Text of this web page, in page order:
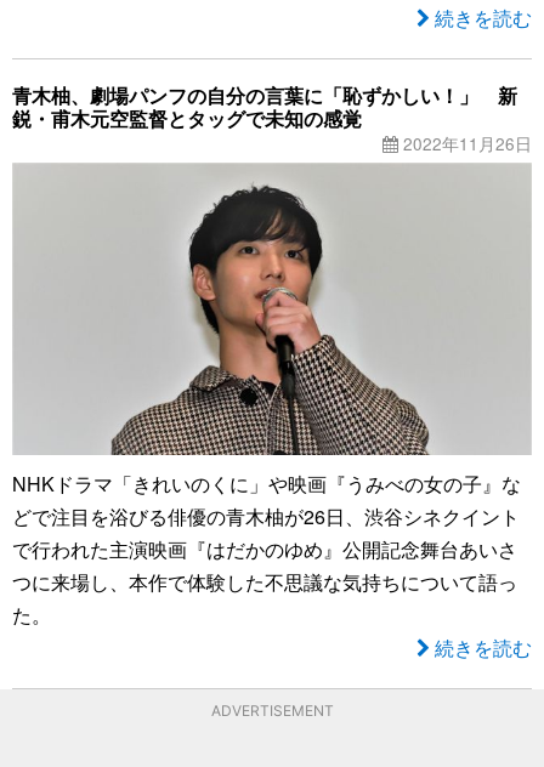
続きを読む
青木柚、劇場パンフの自分の言葉に「恥ずかしい！」 新
鋭・甫木元空監督とタッグで未知の感覚
2022年11月26日
NHKドラマ「きれいのくに」や映画『うみべの女の子』な
どで注目を浴びる俳優の青木柚が26日、渋谷シネクイント
で行われた主演映画『はだかのゆめ』公開記念舞台あいさ
つに来場し、本作で体験した不思議な気持ちについて語っ
た。
続きを読む
ADVERTISEMENT